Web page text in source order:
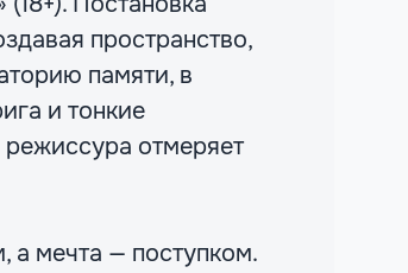
пространство,
памяти, в
и тонкие
отмеряет
а мечта — поступком.